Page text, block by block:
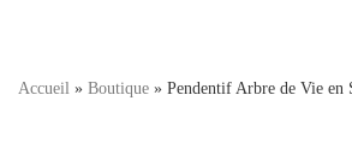
Accueil » Boutique » Pendentif Arbre de Vie en